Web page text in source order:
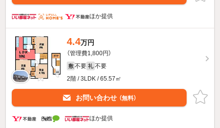
ほか提供
4.4万円
（管理費1,800円）
敷 不要 礼 不要
2階 / 3LDK / 65.57㎡
お問い合わせ （無料）
ほか提供